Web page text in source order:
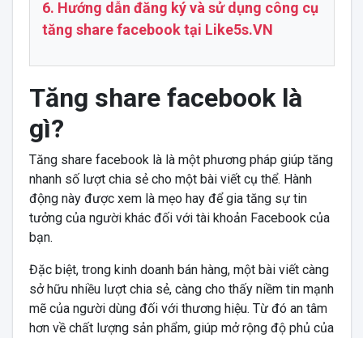
6. Hướng dẫn đăng ký và sử dụng công cụ
tăng share facebook tại Like5s.VN
Tăng share facebook là
gì?
Tăng share facebook là là một phương pháp giúp tăng
nhanh số lượt chia sẻ cho một bài viết cụ thể. Hành
động này được xem là mẹo hay để gia tăng sự tin
tưởng của người khác đối với tài khoản Facebook của
bạn.
Đặc biệt, trong kinh doanh bán hàng, một bài viết càng
sở hữu nhiều lượt chia sẻ, càng cho thấy niềm tin mạnh
mẽ của người dùng đối với thương hiệu. Từ đó an tâm
hơn về chất lượng sản phẩm, giúp mở rộng độ phủ của